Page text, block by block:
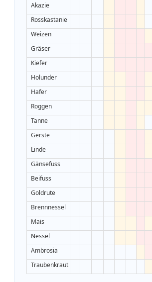
Akazie
Rosskastanie
Weizen
Gräser
Kiefer
Holunder
Hafer
Roggen
Tanne
Gerste
Linde
Gänsefuss
Beifuss
Goldrute
Brennnessel
Mais
Nessel
Ambrosia
Traubenkraut